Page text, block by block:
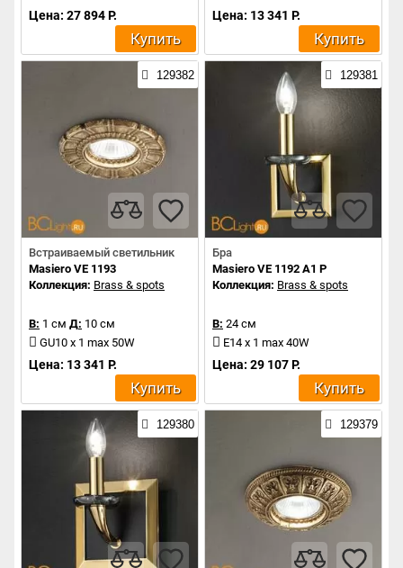
Цена: 27 894 Р.
Купить
Цена: 13 341 Р.
Купить
129382
Встраиваемый светильник
Masiero VE 1193
Коллекция: Brass & spots
В: 1 см Д: 10 см
GU10 x 1 max 50W
Цена: 13 341 Р.
Купить
129381
Бра
Masiero VE 1192 A1 P
Коллекция: Brass & spots
В: 24 см
E14 x 1 max 40W
Цена: 29 107 Р.
Купить
129380 129379